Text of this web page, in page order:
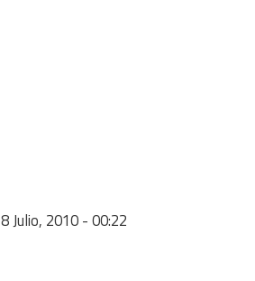
8 Julio, 2010 - 00:22